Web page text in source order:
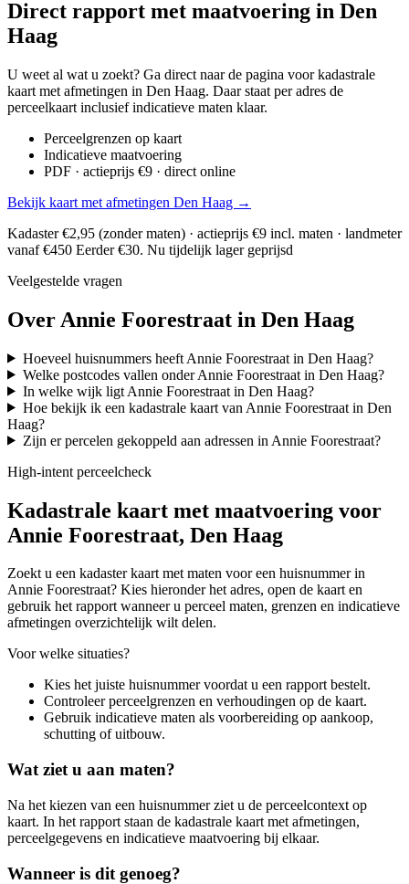
Direct rapport met maatvoering in Den
Haag
U weet al wat u zoekt? Ga direct naar de pagina voor kadastrale
kaart met afmetingen in Den Haag. Daar staat per adres de
perceelkaart inclusief indicatieve maten klaar.
Perceelgrenzen op kaart
Indicatieve maatvoering
PDF · actieprijs €9 · direct online
Bekijk kaart met afmetingen Den Haag →
Kadaster €2,95 (zonder maten) · actieprijs €9 incl. maten · landmeter
vanaf €450 Eerder €30. Nu tijdelijk lager geprijsd
Veelgestelde vragen
Over Annie Foorestraat in Den Haag
Hoeveel huisnummers heeft Annie Foorestraat in Den Haag?
Welke postcodes vallen onder Annie Foorestraat in Den Haag?
In welke wijk ligt Annie Foorestraat in Den Haag?
Hoe bekijk ik een kadastrale kaart van Annie Foorestraat in Den
Haag?
Zijn er percelen gekoppeld aan adressen in Annie Foorestraat?
High-intent perceelcheck
Kadastrale kaart met maatvoering voor
Annie Foorestraat, Den Haag
Zoekt u een kadaster kaart met maten voor een huisnummer in
Annie Foorestraat? Kies hieronder het adres, open de kaart en
gebruik het rapport wanneer u perceel maten, grenzen en indicatieve
afmetingen overzichtelijk wilt delen.
Voor welke situaties?
Kies het juiste huisnummer voordat u een rapport bestelt.
Controleer perceelgrenzen en verhoudingen op de kaart.
Gebruik indicatieve maten als voorbereiding op aankoop,
schutting of uitbouw.
Wat ziet u aan maten?
Na het kiezen van een huisnummer ziet u de perceelcontext op
kaart. In het rapport staan de kadastrale kaart met afmetingen,
perceelgegevens en indicatieve maatvoering bij elkaar.
Wanneer is dit genoeg?